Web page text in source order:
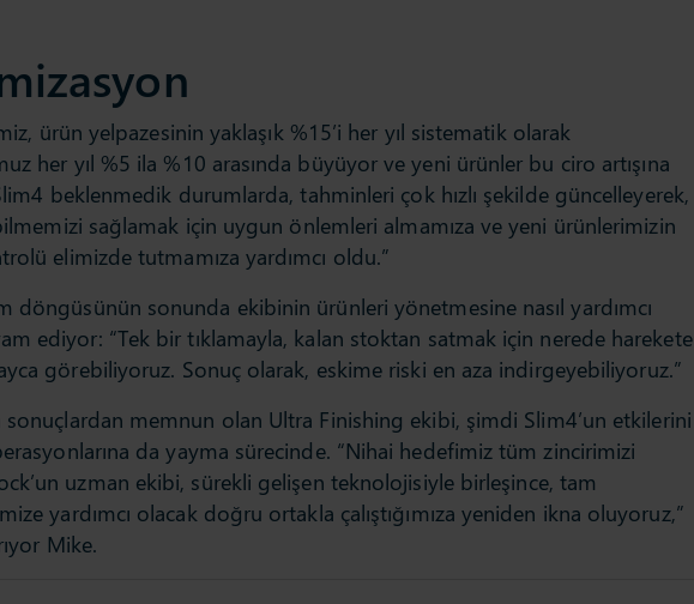
ürün yelpazesinin yaklaşık %15’i her yıl sistematik olarak
her yıl %5 ila %10 arasında büyüyor ve yeni ürünler bu ciro artışına
beklenmedik durumlarda, tahminleri çok hızlı şekilde güncelleyerek,
sağlamak için uygun önlemleri almamıza ve yeni ürünlerimizin
elimizde tutmamıza yardımcı oldu.”
döngüsünün sonunda ekibinin ürünleri yönetmesine nasıl yardımcı
ediyor: “Tek bir tıklamayla, kalan stoktan satmak için nerede harekete
görebiliyoruz. Sonuç olarak, eskime riski en aza indirgeyebiliyoruz.”
memnun olan Ultra Finishing ekibi, şimdi Slim4’un etkilerini
da yayma sürecinde. “Nihai hedefimiz tüm zincirimizi
uzman ekibi, sürekli gelişen teknolojisiyle birleşince, tam
yardımcı olacak doğru ortakla çalıştığımıza yeniden ikna oluyoruz,”
Mike.